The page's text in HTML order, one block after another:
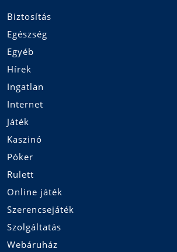
Biztosítás
Egészség
Egyéb
Hírek
Ingatlan
Internet
Játék
Kaszinó
Póker
Rulett
Online játék
Szerencsejáték
Szolgáltatás
Webáruház